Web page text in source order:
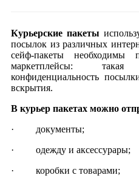
Курьерские пакеты
посылок из различных
сейф-пакеты необходимы
маркетплейсы:
конфиденциальность
вскрытия.
В курьер пакетах можно
· документы;
· одежду и аксессурары;
· коробки с товарами;